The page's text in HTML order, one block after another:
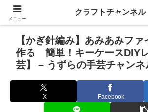
【かぎ針編み】あみあみフ
作る 簡単！キーケースDIY
芸】 – うずらの手芸チャンネ
X Facebook
メニュー
クラフトチャンネル